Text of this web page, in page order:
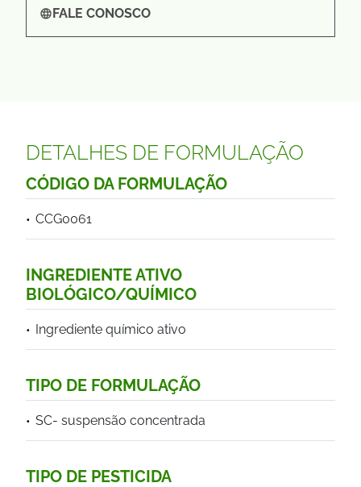
FALE CONOSCO
DETALHES DE FORMULAÇÃO
CÓDIGO DA FORMULAÇÃO
CCG0061
INGREDIENTE ATIVO
BIOLÓGICO/QUÍMICO
Ingrediente químico ativo
TIPO DE FORMULAÇÃO
SC- suspensão concentrada
TIPO DE PESTICIDA